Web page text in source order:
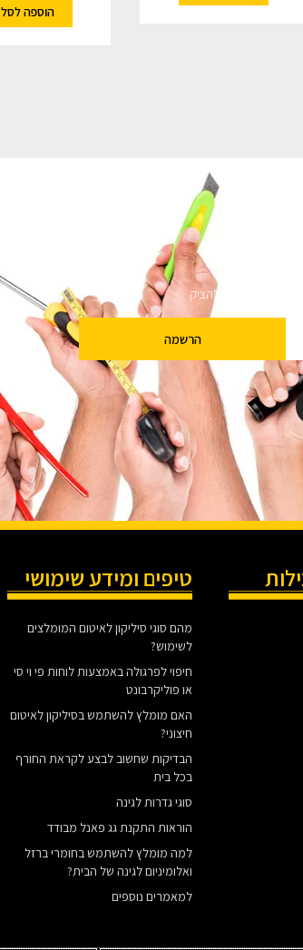
הוספה לסל
מבטיחים לא להציק.
הרשמה
טיפים ומידע שימושי
מהם סוגי סיליקון לאיטום המומלצים
לשימוש?
חיפוי לפרגולה באמצעות לוחות פי וי סי
או פוליקרבונט
האם מומלץ להשתמש בסיליקון לאיטום
חיצוני?
הבדיקות שחשוב לבצע לקראת החורף
בכל בית
סוגי גדרות לגינה
הוראות התקנת גג פאנל מבודד
למה מומלץ להשתמש בחומרי ברזל
ואלומיניום לגינה של הבית?
למאמרים נוספים